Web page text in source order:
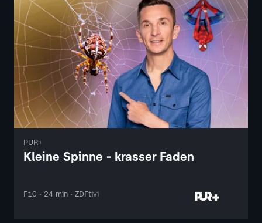
PUR+
Kleine Spinne - krasser Faden
F10 · 24 min · ZDFtivi